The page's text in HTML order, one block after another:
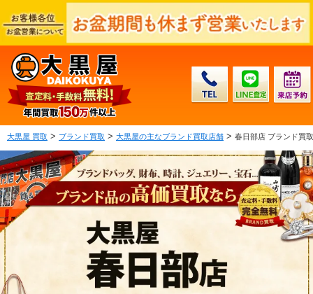
大黒屋 買取 > ブランド買取 > 大黒屋の主なブランド買取店舗 > 春日部店 ブランド買取